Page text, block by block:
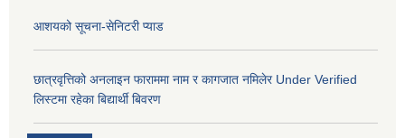
आशयको सूचना-सेनिटरी प्याड
छात्रवृत्तिको अनलाइन फाराममा नाम र कागजात नमिलेर Under Verified
लिस्टमा रहेका बिद्यार्थी बिवरण